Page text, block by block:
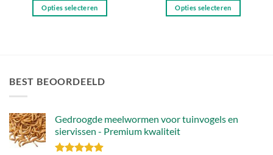
4.87uit 5
Opties selecteren
Deze
gekozen
worden
op
4.67uit 5
Opties selecteren
gekozen
BEST BEOORDEELD
Gedroogde meelwormen voor tuinvogels en
siervissen - Premium kwaliteit